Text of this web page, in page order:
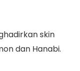
skin
dan Hanabi.